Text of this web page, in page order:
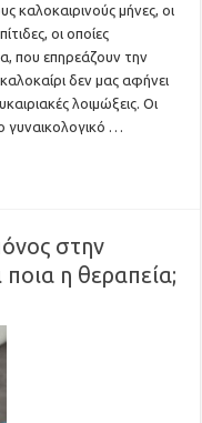
καλοκαιρινούς μήνες, οι
οι οποίες
που επηρεάζουν την
δεν μας αφήνει
λοιμώξεις. Οι
γυναικολογικό …
στην
ποια η θεραπεία;